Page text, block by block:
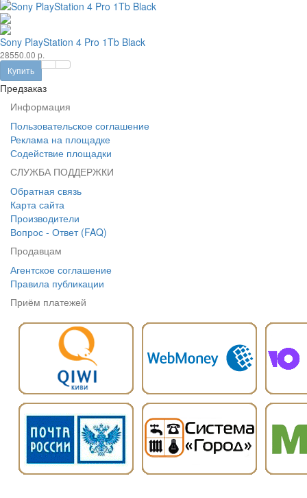
Sony PlayStation 4 Pro 1Tb Black
28550.00 р.
Купить
Предзаказ
Информация
Пользовательское соглашение
Реклама на площадке
Содействие площадки
СЛУЖБА ПОДДЕРЖКИ
Обратная связь
Карта сайта
Производители
Вопрос - Ответ (FAQ)
Продавцам
Агентское соглашение
Правила публикации
Приём платежей